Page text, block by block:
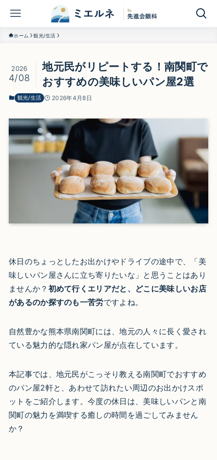
ホーム 観光/生活
地元民がリピートする！南関町で
おすすめの美味しいパン屋2選
2026
4/08
観光/生活 2026年4月8日
休日のちょっとしたお出かけやドライブの途中で、「美
味しいパン屋さんに立ち寄りたいな」と思うことはあり
ませんか？ 初めて行くエリアだと、どこに美味しいお店
があるのか探すのも一苦労ですよね。
自然豊かな熊本県南関町には、地元の人々に長く愛され
ている魅力的な隠れ家パン屋が点在しています。
本記事では、地元民がこっそり教える南関町でおすすめ
のパン屋2軒と、あわせて訪れたい周辺のお出かけスポ
ットをご紹介します。今度の休日は、美味しいパンと南
関町の魅力を満喫する癒しの時間を過ごしてみません
か？